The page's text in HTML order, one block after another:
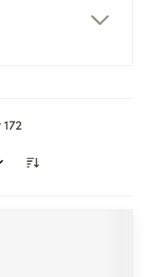
172